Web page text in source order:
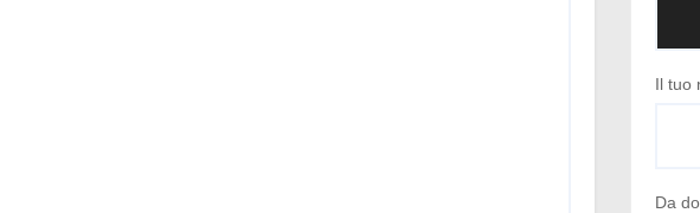
Il tuo
Da